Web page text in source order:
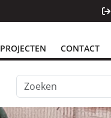
PROJECTEN CONTACT